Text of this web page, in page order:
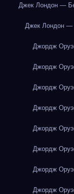
Джек Лондон —
Джек Лондон —
Джордж
Джордж
Джордж
Джордж
Джордж
Джордж
Джордж
Джордж